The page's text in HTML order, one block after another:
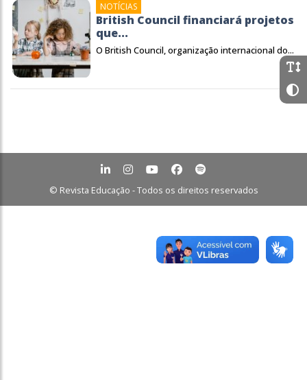
NOTÍCIAS
British Council financiará projetos
que...
O British Council, organização internacional do...
© Revista Educação - Todos os direitos reservados